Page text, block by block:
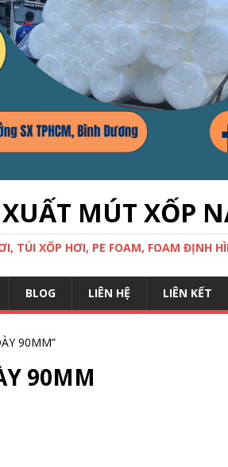
MÚT XỐP
TÚI XỐP HƠI, PE FOAM, FOAM ĐỊNH
BLOG LIÊN HỆ LIÊN KẾT
90MM”
90MM